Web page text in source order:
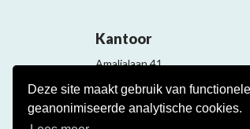
Deze site maakt gebruik van
geanonimiseerde analytische cookies.
Kantoor
Amalialaan 41
Contact
Veelgestelde cao vragen